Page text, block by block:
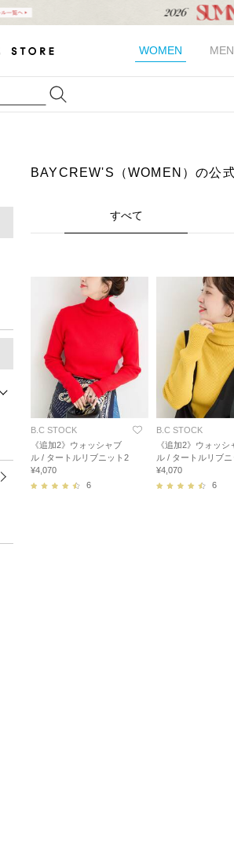
WOMEN MEN
BAYCREW'S（WOMEN）の公
すべて
B.C STOCK
《追加2》ウォッシャブ
ル / タートルリブニット2
¥4,070
6
B.C STOCK
《追加2》ウォッシ
ル / タートルリブ
¥4,070
6